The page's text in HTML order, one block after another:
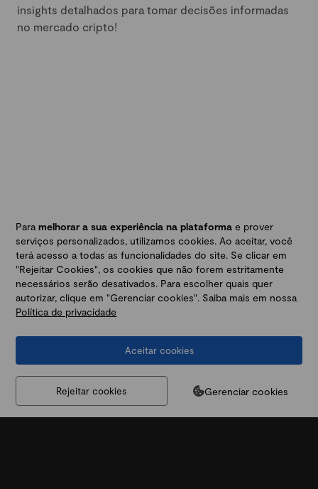
insights detalhados para tomar decisões informadas
no mercado cripto!
Paramelhorar a sua experiência na plataforma e prover
serviços personalizados, utilizamos cookies. Ao aceitar, você
terá acesso a todas as funcionalidades do site. Se clicar em
"Rejeitar Cookies", os cookies que não forem estritamente
necessários serão desativados. Para escolher quais quer
autorizar, clique em "Gerenciar cookies". Saiba mais em nossa
Política de privacidade
Gerenciar cookies
Aceitar cookies
Rejeitar cookies